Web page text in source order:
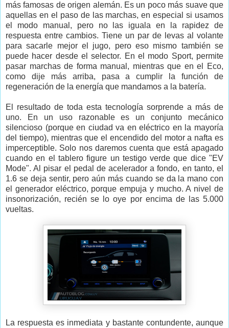
más famosas de origen alemán. Es un poco más suave que
aquellas en el paso de las marchas, en especial si usamos
el modo manual, pero no las iguala en la rapidez de
respuesta entre cambios. Tiene un par de levas al volante
para sacarle mejor el jugo, pero eso mismo también se
puede hacer desde el selector. En el modo Sport, permite
pasar marchas de forma manual, mientras que en el Eco,
como dije más arriba, pasa a cumplir la función de
regeneración de la energía que mandamos a la batería.
El resultado de toda esta tecnología sorprende a más de
uno. En un uso razonable es un conjunto mecánico
silencioso (porque en ciudad va en eléctrico en la mayoría
del tiempo), mientras que el encendido del motor a nafta es
imperceptible. Solo nos daremos cuenta que está apagado
cuando en el tablero figure un testigo verde que dice "EV
Mode". Al pisar el pedal de acelerador a fondo, en tanto, el
1.6 se deja sentir, pero aún más cuando se da la mano con
el generador eléctrico, porque empuja y mucho. A nivel de
insonorización, recién se lo oye por encima de las 5.000
vueltas.
La respuesta es inmediata y bastante contundente, aunque